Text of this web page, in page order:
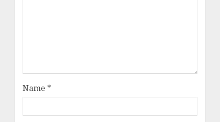
Name *